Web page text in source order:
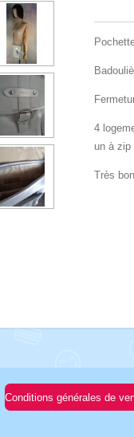
4
un à zip
Très
Conditions générales de